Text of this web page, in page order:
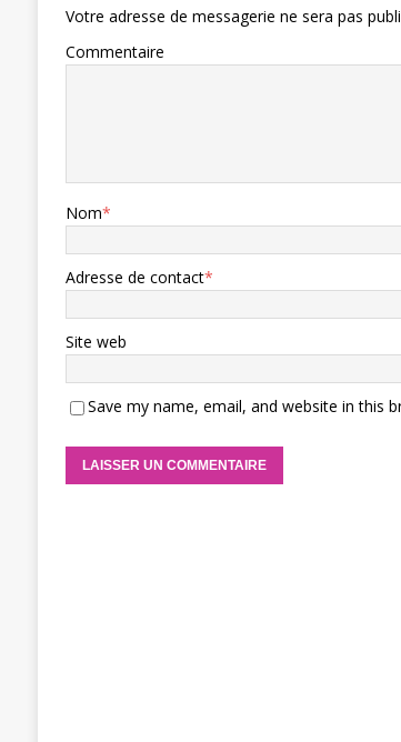
Votre adresse de messagerie ne sera pas
Commentaire
Nom*
Adresse de contact*
Site web
Save my name, email, and website in this